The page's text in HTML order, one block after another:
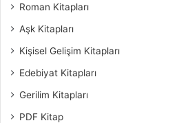
Roman Kitapları
Aşk Kitapları
Kişisel Gelişim Kitapları
Edebiyat Kitapları
Gerilim Kitapları
PDF Kitap